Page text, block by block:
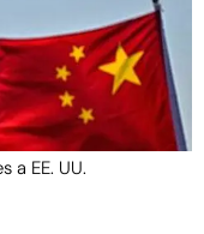
a EE. UU.